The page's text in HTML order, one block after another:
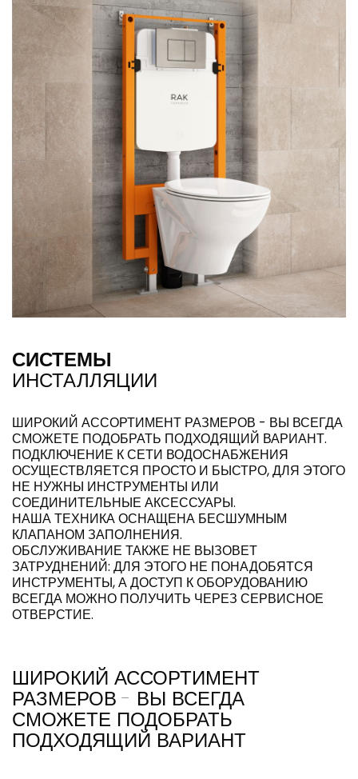
СИСТЕМЫ
ИНСТАЛЛЯЦИИ
ШИРОКИЙ АССОРТИМЕНТ РАЗМЕРОВ - ВЫ ВСЕГДА
СМОЖЕТЕ ПОДОБРАТЬ ПОДХОДЯЩИЙ ВАРИАНТ.
ПОДКЛЮЧЕНИЕ К СЕТИ ВОДОСНАБЖЕНИЯ
ОСУЩЕСТВЛЯЕТСЯ ПРОСТО И БЫСТРО, ДЛЯ ЭТОГО
НЕ НУЖНЫ ИНСТРУМЕНТЫ ИЛИ
СОЕДИНИТЕЛЬНЫЕ АКСЕССУАРЫ.
НАША ТЕХНИКА ОСНАЩЕНА БЕСШУМНЫМ
КЛАПАНОМ ЗАПОЛНЕНИЯ.
ОБСЛУЖИВАНИЕ ТАКЖЕ НЕ ВЫЗОВЕТ
ЗАТРУДНЕНИЙ: ДЛЯ ЭТОГО НЕ ПОНАДОБЯТСЯ
ИНСТРУМЕНТЫ, А ДОСТУП К ОБОРУДОВАНИЮ
ВСЕГДА МОЖНО ПОЛУЧИТЬ ЧЕРЕЗ СЕРВИСНОЕ
ОТВЕРСТИЕ.
ШИРОКИЙ АССОРТИМЕНТ
РАЗМЕРОВ - ВЫ ВСЕГДА
СМОЖЕТЕ ПОДОБРАТЬ
ПОДХОДЯЩИЙ ВАРИАНТ